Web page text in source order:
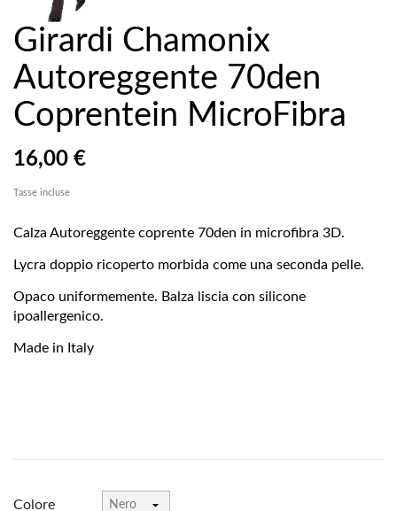
Girardi Chamonix
Autoreggente 70den
Coprentein MicroFibra
16,00 €
Tasse incluse
Calza Autoreggente coprente 70den in microfibra 3D.
Lycra doppio ricoperto morbida come una seconda pelle.
Opaco uniformemente. Balza liscia con silicone
ipoallergenico.
Made in Italy
Colore